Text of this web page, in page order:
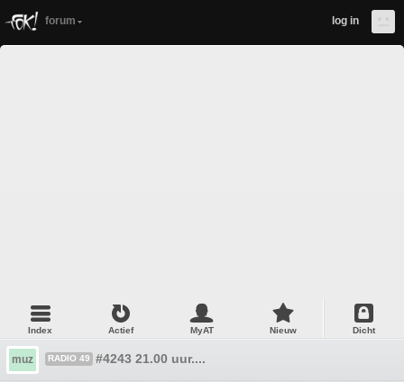
forum log in
Index Actief MyAT Nieuw Dicht
muz RADIO 49 #4243 21.00 uur....